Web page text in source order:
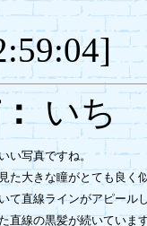
い
い写真ですね。
た大きな瞳がとても良く
て直線ラインがアピール
直線の黒髪が続いていま